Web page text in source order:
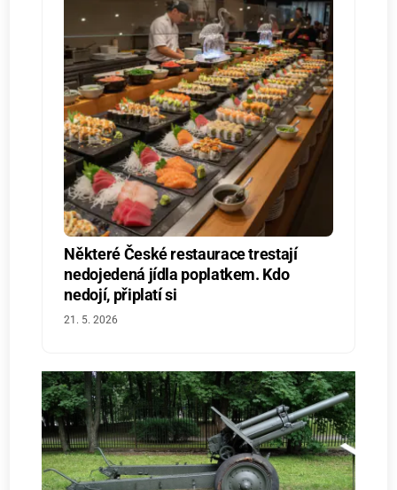
Některé České restaurace trestají
nedojedená jídla poplatkem. Kdo
nedojí, připlatí si
21. 5. 2026